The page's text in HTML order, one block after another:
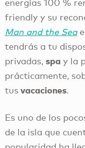
energías 100 %
friendly y su
Man and the Sea
tendrás a tu
privadas, spa y la
prácticamente,
tus vacaciones.
Es uno de los
de la isla que